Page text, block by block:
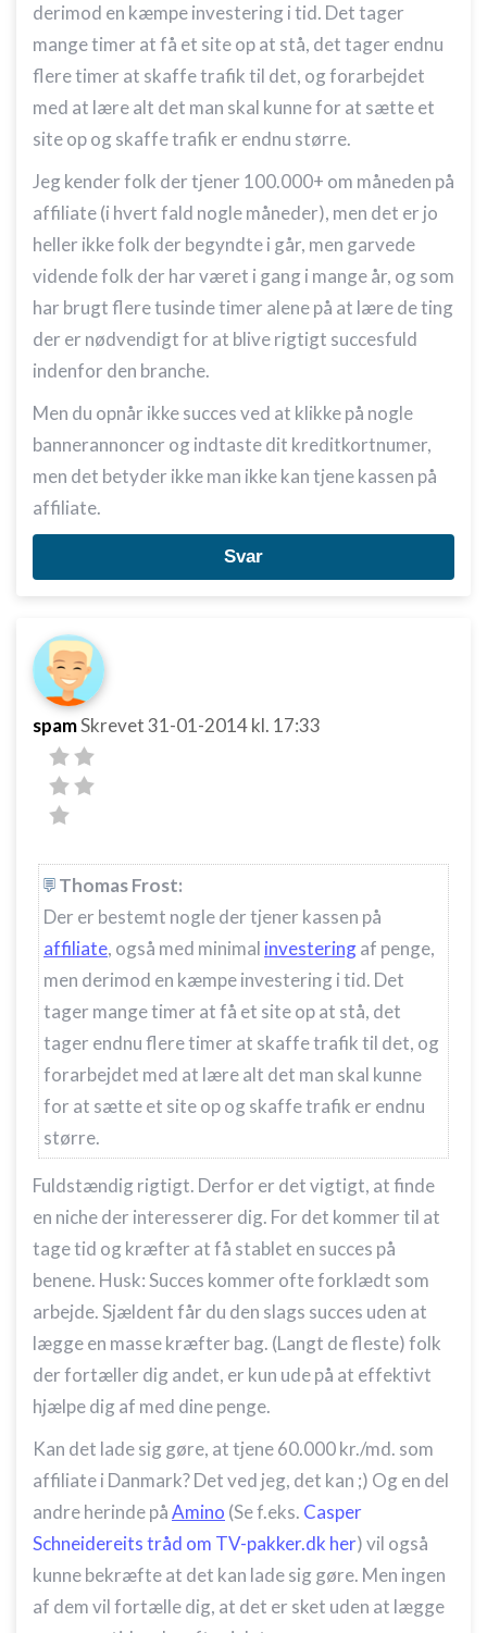
derimod en kæmpe investering i tid. Det tager
mange timer at få et site op at stå, det tager endnu
flere timer at skaffe trafik til det, og forarbejdet
med at lære alt det man skal kunne for at sætte et
site op og skaffe trafik er endnu større.
Jeg kender folk der tjener 100.000+ om måneden på
affiliate (i hvert fald nogle måneder), men det er jo
heller ikke folk der begyndte i går, men garvede
vidende folk der har været i gang i mange år, og som
har brugt flere tusinde timer alene på at lære de ting
der er nødvendigt for at blive rigtigt succesfuld
indenfor den branche.
Men du opnår ikke succes ved at klikke på nogle
bannerannoncer og indtaste dit kreditkortnumer,
men det betyder ikke man ikke kan tjene kassen på
affiliate.
Svar
spamSkrevet31-01-2014kl. 17:33
Thomas Frost:
Der er bestemt nogle der tjener kassen på
affiliate, også med minimal investeringaf penge,
men derimod en kæmpe investering i tid. Det
tager mange timer at få et site op at stå, det
tager endnu flere timer at skaffe trafik til det, og
forarbejdet med at lære alt det man skal kunne
for at sætte et site op og skaffe trafik er endnu
større.
Fuldstændig rigtigt. Derfor er det vigtigt, at finde
en niche der interesserer dig. For det kommer til at
tage tid og kræfter at få stablet en succes på
benene. Husk: Succes kommer ofte forklædt som
arbejde. Sjældent får du den slags succes uden at
lægge en masse kræfter bag. (Langt de fleste) folk
der fortæller dig andet, er kun ude på at effektivt
hjælpe dig af med dine penge.
Kan det lade sig gøre, at tjene 60.000 kr./md. som
affiliate i Danmark? Det ved jeg, det kan ;) Og en del
andre herinde påAmino (Se f.eks. Casper
Schneidereits tråd om TV-pakker.dk her) vil også
kunne bekræfte at det kan lade sig gøre. Men ingen
af dem vil fortælle dig, at det er sket uden at lægge
Funktionel
Annoncering / marketing